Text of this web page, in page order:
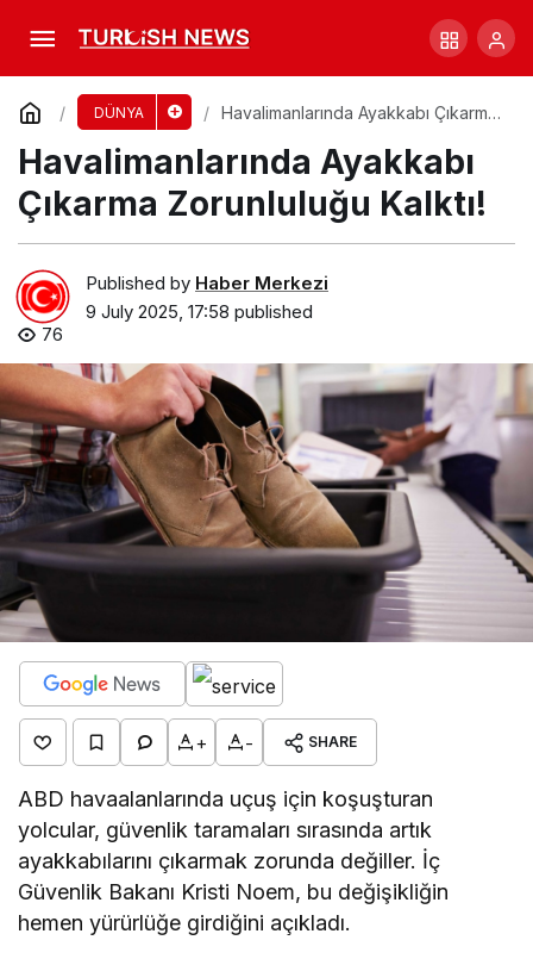
DÜNYA
Havalimanlarında Ayakkabı Çıkarma
Havalimanlarında Ayakkabı
Çıkarma Zorunluluğu Kalktı!
Published by Haber Merkezi
9 July 2025, 17:58 published
76
+ - SHARE
ABD havaalanlarında uçuş için koşuşturan
yolcular, güvenlik taramaları sırasında artık
ayakkabılarını çıkarmak zorunda değiller. İç
Güvenlik Bakanı Kristi Noem, bu değişikliğin
hemen yürürlüğe girdiğini açıkladı.
Brezilya’da Okulda Bıçaklı Saldırı: 1 Ölü, 2
YaralıComment Share